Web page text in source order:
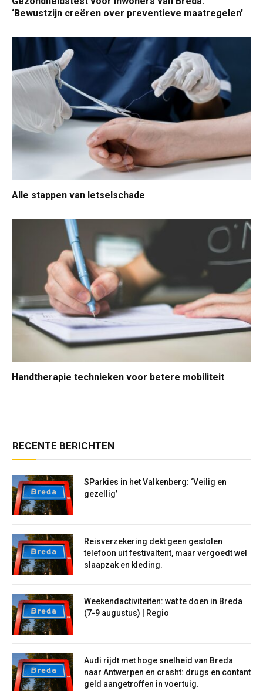
‘Bewustzijn creëren over preventieve maatregelen’
Alle stappen van letselschade
Handtherapie technieken voor betere mobiliteit
RECENTE BERICHTEN
SParkies in het Valkenberg: ‘Veilig en
gezellig’
Reisverzekering dekt geen gestolen
telefoon uit festivaltent, maar vergoedt wel
slaapzak en kleding.
Weekendactiviteiten: wat te doen in Breda
(7-9 augustus) | Regio
Audi rijdt met hoge snelheid van Breda
naar Antwerpen en crasht: drugs en contant
geld aangetroffen in voertuig.